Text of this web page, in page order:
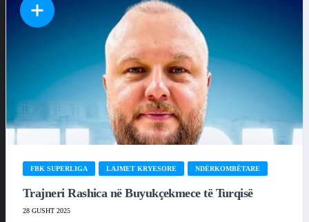
FBK SUPERLIGA LAJMET KRYESORE NDËRKOMBËTARE
Trajneri Rashica në Buyukçekmece të Turqisë
28 GUSHT 2025